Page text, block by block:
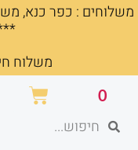
דילוג
משלוחים : כפר כנא,
משלוח
0 עגלת
קניות חיפושחיפוש